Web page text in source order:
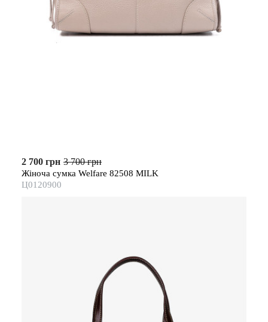
2 700 грн 3 700 грн
Жіноча сумка Welfare 82508 MILK
Ц0120900